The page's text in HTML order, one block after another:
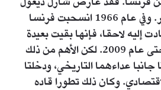
بشدة هيمنة اليورودولار. وفي عام 1966 انسحبت فرنسا
إليه لاحقا، فإنها بقيت بعيدة
عن جناحه العسكري حتى عام 2009. لكن الأهم من ذلك
جانبا عداءهما التاريخي، ودخلتا
وكان ذلك تطورا قاده